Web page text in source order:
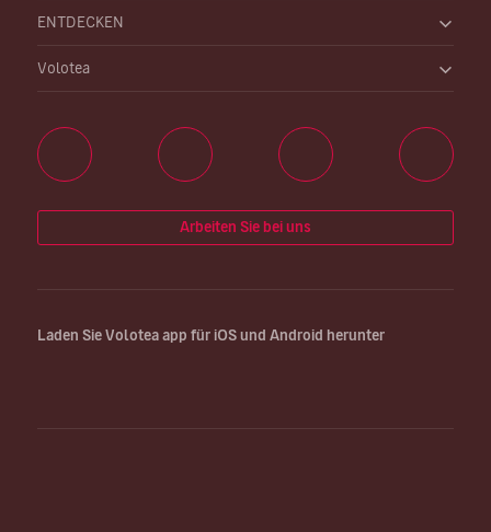
ENTDECKEN
Volotea
Arbeiten Sie bei uns
Laden Sie Volotea app für iOS und Android herunter